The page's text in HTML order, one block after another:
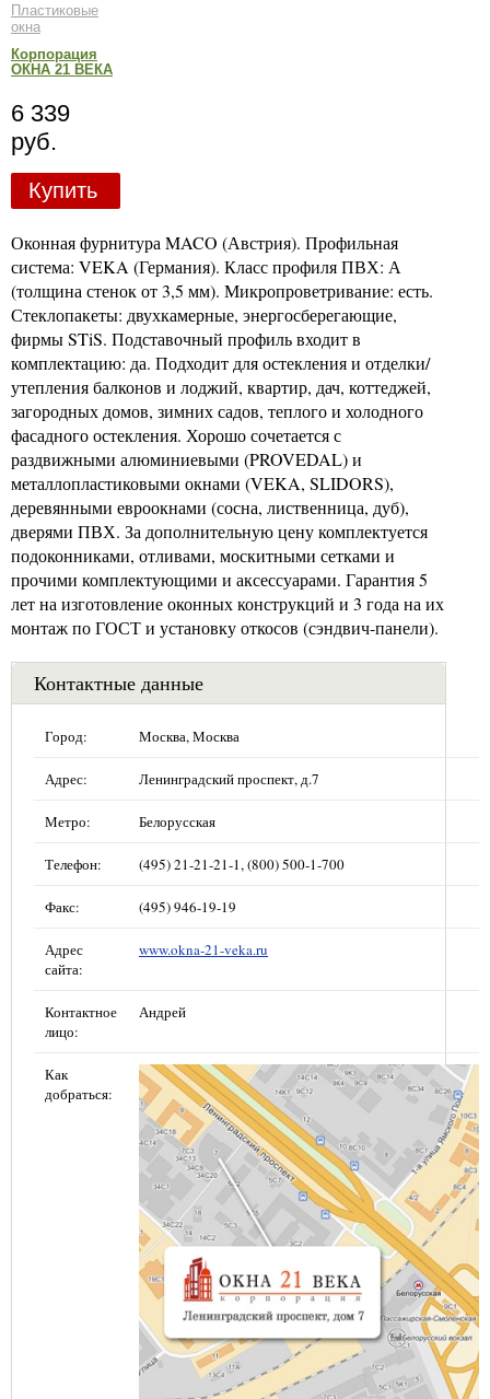
Пластиковые
окна
Корпорация
ОКНА 21 ВЕКА
6 339
руб.
Купить
Оконная фурнитура MACO (Австрия). Профильная
система: VEKA (Германия). Класс профиля ПВХ: А
(толщина стенок от 3,5 мм). Микропроветривание: есть.
Стеклопакеты: двухкамерные, энергосберегающие,
фирмы STiS. Подставочный профиль входит в
комплектацию: да. Подходит для остекления и отделки/
утепления балконов и лоджий, квартир, дач, коттеджей,
загородных домов, зимних садов, теплого и холодного
фасадного остекления. Хорошо сочетается с
раздвижными алюминиевыми (PROVEDAL) и
металлопластиковыми окнами (VEKA, SLIDORS),
деревянными евроокнами (сосна, лиственница, дуб),
дверями ПВХ. За дополнительную цену комплектуется
подоконниками, отливами, москитными сетками и
прочими комплектующими и аксессуарами. Гарантия 5
лет на изготовление оконных конструкций и 3 года на их
монтаж по ГОСТ и установку откосов (сэндвич-панели).
Контактные данные
Город: Москва, Москва
Адрес: Ленинградский проспект, д.7
Метро: Белорусская
Телефон: (495) 21-21-21-1, (800) 500-1-700
Факс: (495) 946-19-19
Адрес
сайта:
www.okna-21-veka.ru
Контактное
лицо:
Андрей
Как
добраться: